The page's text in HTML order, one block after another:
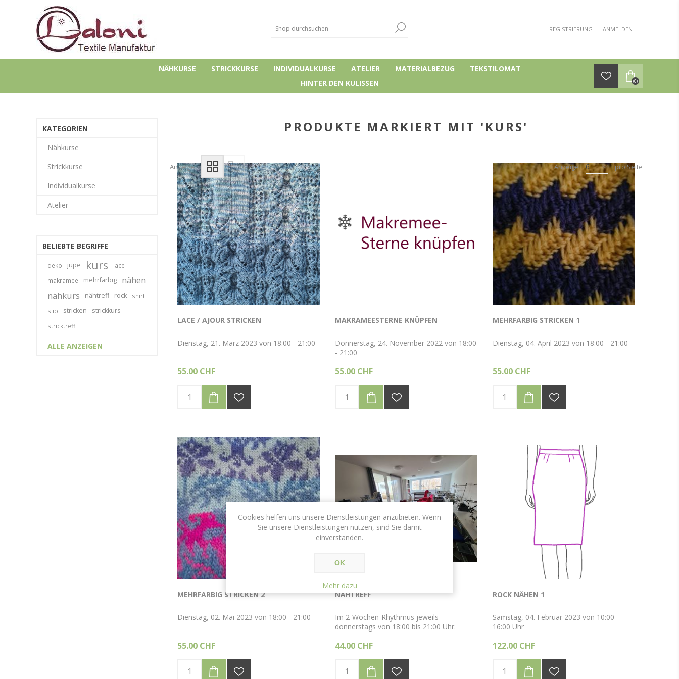
REGISTRIERUNG ANMELDEN
NÄHKURSE STRICKKURSE INDIVIDUALKURSE ATELIER MATERIALBEZUG
TEKSTILOMAT
HINTER DEN KULISSEN
(0)
PRODUKTE MARKIERT MIT 'KURS'
Anzeige Anzeige 6 pro Seite
LACE / AJOUR STRICKEN
Dienstag, 21. März 2023 von 18:00 - 21:00
55.00 CHF
MAKRAMEESTERNE KNÜPFEN
Donnerstag, 24. November 2022 von 18:00
- 21:00
55.00 CHF
MEHRFARBIG STRICKEN 1
Dienstag, 04. April 2023 von 18:00 - 21:00
55.00 CHF
MEHRFARBIG STRICKEN 2
Dienstag, 02. Mai 2023 von 18:00 - 21:00
55.00 CHF
NÄHTREFF
Im 2-Wochen-Rhythmus jeweils
donnerstags von 18:00 bis 21:00 Uhr.
44.00 CHF
ROCK NÄHEN 1
Samstag, 04. Februar 2023 von 10:00 -
16:00 Uhr
122.00 CHF
KATEGORIEN
Nähkurse
Strickkurse
Individualkurse
Atelier
BELIEBTE BEGRIFFE
deko jupe kurs
lace
makramee
mehrfarbig
nähen
nähkurs
nähtreff rock
shirt
slip
stricken strickkurs
stricktreff
ALLE ANZEIGEN
Cookies helfen uns unsere Dienstleistungen anzubieten. Wenn
Sie unsere Dienstleistungen nutzen, sind Sie damit
einverstanden.
OK
Mehr dazu